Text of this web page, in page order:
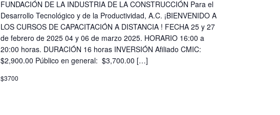
FUNDACIÓN DE LA INDUSTRIA DE LA CONSTRUCCIÓN Para el
Desarrollo Tecnológico y de la Productividad, A.C. ¡BIENVENIDO A
LOS CURSOS DE CAPACITACIÓN A DISTANCIA ! FECHA 25 y 27
de febrero de 2025 04 y 06 de marzo 2025. HORARIO 16:00 a
20:00 horas. DURACIÓN 16 horas INVERSIÓN Afiliado CMIC:
$2,900.00 Público en general: $3,700.00 […]
$3700